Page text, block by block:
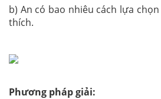
b) An có bao nhiêu cách lựa
thích.
Phương pháp giải: